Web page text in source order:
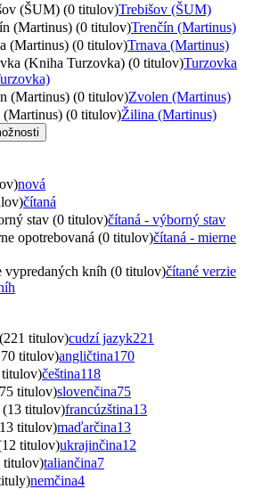
(ŠUM) (0 titulov)Trebišov (ŠUM)
(Martinus) (0 titulov)Trenčín (Martinus)
(Martinus) (0 titulov)Trnava (Martinus)
(Kniha Turzovka) (0 titulov)Turzovka
(Martinus) (0 titulov)Zvolen (Martinus)
(Martinus) (0 titulov)Žilina (Martinus)
nová
čítaná
stav (0 titulov)čítaná - výborný stav
opotrebovaná (0 titulov)čítaná - mierne
vypredaných kníh (0 titulov)čítané verzie
titulov)cudzí jazyk221
titulov)angličtina170
titulov)čeština118
titulov)slovenčina75
(13 titulov)francúzština13
titulov)maďarčina13
titulov)ukrajinčina12
titulov)taliančina7
nemčina4